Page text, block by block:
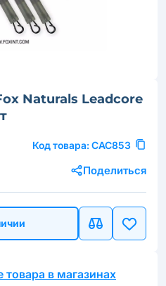
Naturals Leadcore
Код товара: CAC853
Поделиться
товара в магазинах